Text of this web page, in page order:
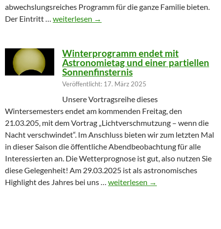
abwechslungsreiches Programm für die ganze Familie bieten.
Der Eintritt … Partielle Sonnenfinsternis am Tag der
weiterlesen →
Winterprogramm endet mit
Astronomietag und einer partiellen
Sonnenfinsternis
Veröffentlicht: 17. März 2025
Unsere Vortragsreihe dieses
Wintersemesters endet am kommenden Freitag, den
21.03.205, mit dem Vortrag „Lichtverschmutzung – wenn die
Nacht verschwindet“. Im Anschluss bieten wir zum letzten Mal
in dieser Saison die öffentliche Abendbeobachtung für alle
Interessierten an. Die Wetterprognose ist gut, also nutzen Sie
diese Gelegenheit! Am 29.03.2025 ist als astronomisches
Highlight des Jahres bei uns … Winterprogramm endet mit
weiterlesen →